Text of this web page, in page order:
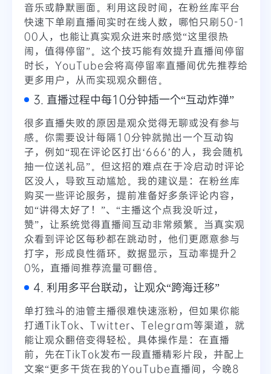
音乐或静默画面。利用这段时间，在粉丝库平台
快速下单刷直播间实时在线人数，哪怕只刷50-1
00人，也能让真实观众进来时感觉“这里很热
闹，值得停留”。这个技巧能有效提升直播间停留
时长，YouTube会将高停留率直播间优先推荐给
更多用户，从而实现观众翻倍。
3. 直播过程中每10分钟插一个“互动炸弹”
很多直播失败的原因是观众觉得无聊或没有参与
感。你需要设计每隔10分钟就抛出一个互动钩
子，例如“现在评论区打出‘666’的人，我会随机
抽一位送礼品”。但这招的难点在于冷启动时评论
区没人，导致互动尴尬。我的建议是：在粉丝库
购买一些评论服务，提前准备好多条评论内容，
如“讲得太好了！”、“主播这个点我没听过，
赞”，让系统觉得直播间互动非常频繁。当真实观
众看到评论区每秒都在跳动时，他们更愿意参与
打字，形成良性循环。数据显示，互动率提升2
0%，直播间推荐流量可翻倍。
4. 利用多平台联动，让观众“跨海迁移”
单打独斗的油管主播很难快速涨粉，但如果你能
打通TikTok、Twitter、Telegram等渠道，就
能让观众翻倍变得轻松。具体操作是：在直播
前，先在TikTok发布一段直播精彩片段，并配上
文案“更多干货在我的YouTube直播间，今晚8